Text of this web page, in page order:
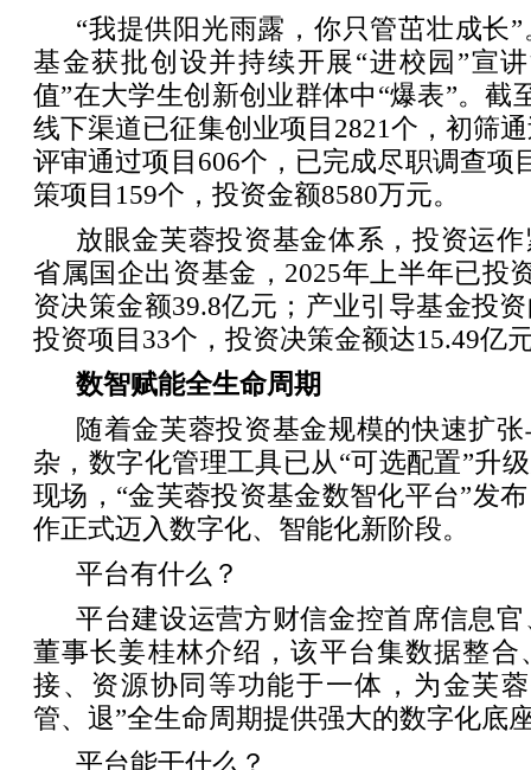
“我提供阳光雨露，你只管茁壮成长
基金获批创设并持续开展“进校园”宣
值”在大学生创新创业群体中“爆表”。截
线下渠道已征集创业项目2821个，初筛
评审通过项目606个，已完成尽职调查项
策项目159个，投资金额8580万元。
放眼金芙蓉投资基金体系，投资运
省属国企出资基金，2025年上半年已投
资决策金额39.8亿元；产业引导基金投
投资项目33个，投资决策金额达15.49亿
数智赋能全生命周期
随着金芙蓉投资基金规模的快速扩
杂，数字化管理工具已从“可选配置”升
现场，“金芙蓉投资基金数智化平台”发
作正式迈入数字化、智能化新阶段。
平台有什么？
平台建设运营方财信金控首席信息
董事长姜桂林介绍，该平台集数据整合
接、资源协同等功能于一体，为金芙
管、退”全生命周期提供强大的数字化底
平台能干什么？